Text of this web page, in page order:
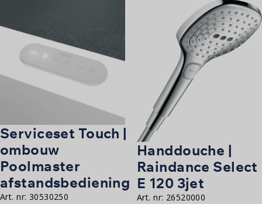
Serviceset Touch |
ombouw
Poolmaster
afstandsbediening
Art. nr: 30530250
Handdouche |
Raindance Select
E 120 3jet
Art. nr: 26520000